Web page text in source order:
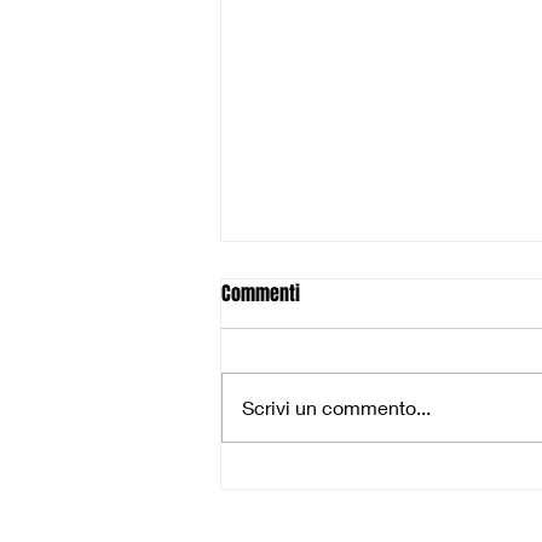
Gli U19 lottano con orgoglio, ma
Commenti
Scrivi un commento...